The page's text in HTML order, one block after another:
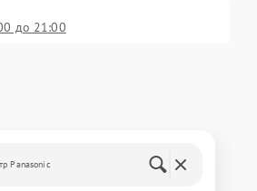
до 21:00
Panasonic